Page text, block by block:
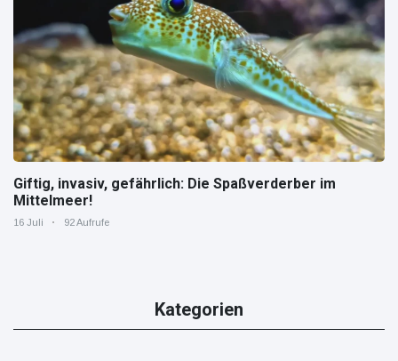
Giftig, invasiv, gefährlich: Die Spaßverderber im
Mittelmeer!
16 Juli 92 Aufrufe
Kategorien